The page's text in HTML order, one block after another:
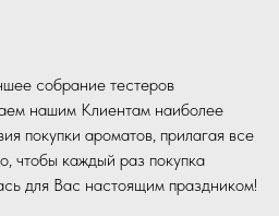
собрание тестеров
нашим Клиентам наиболее
покупки ароматов, прилагая все
чтобы каждый раз покупка
для Вас настоящим праздником!